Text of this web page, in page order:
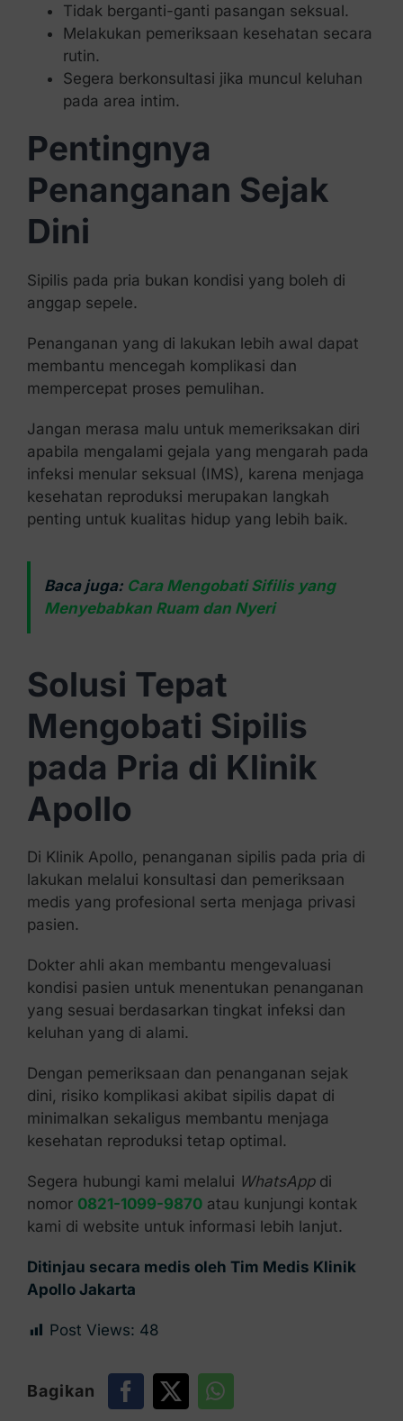
Tidak berganti-ganti pasangan seksual.
Melakukan pemeriksaan kesehatan secara
rutin.
Segera berkonsultasi jika muncul keluhan
pada area intim.
Pentingnya
Penanganan Sejak
Dini
Sipilis pada pria bukan kondisi yang boleh di
anggap sepele.
Penanganan yang di lakukan lebih awal dapat
membantu mencegah komplikasi dan
mempercepat proses pemulihan.
Jangan merasa malu untuk memeriksakan diri
apabila mengalami gejala yang mengarah pada
infeksi menular seksual (IMS), karena menjaga
kesehatan reproduksi merupakan langkah
penting untuk kualitas hidup yang lebih baik.
Baca juga: Cara Mengobati Sifilis yang
Menyebabkan Ruam dan Nyeri
Solusi Tepat
Mengobati Sipilis
pada Pria di Klinik
Apollo
Di Klinik Apollo, penanganan sipilis pada pria di
lakukan melalui konsultasi dan pemeriksaan
medis yang profesional serta menjaga privasi
pasien.
Dokter ahli akan membantu mengevaluasi
kondisi pasien untuk menentukan penanganan
yang sesuai berdasarkan tingkat infeksi dan
keluhan yang di alami.
Dengan pemeriksaan dan penanganan sejak
dini, risiko komplikasi akibat sipilis dapat di
minimalkan sekaligus membantu menjaga
kesehatan reproduksi tetap optimal.
Segera hubungi kami melalui WhatsAppdi
nomor 0821-1099-9870atau kunjungi kontak
kami di website untuk informasi lebih lanjut.
Ditinjau secara medis oleh Tim Medis Klinik
Apollo Jakarta
Post Views: 48
Bagikan